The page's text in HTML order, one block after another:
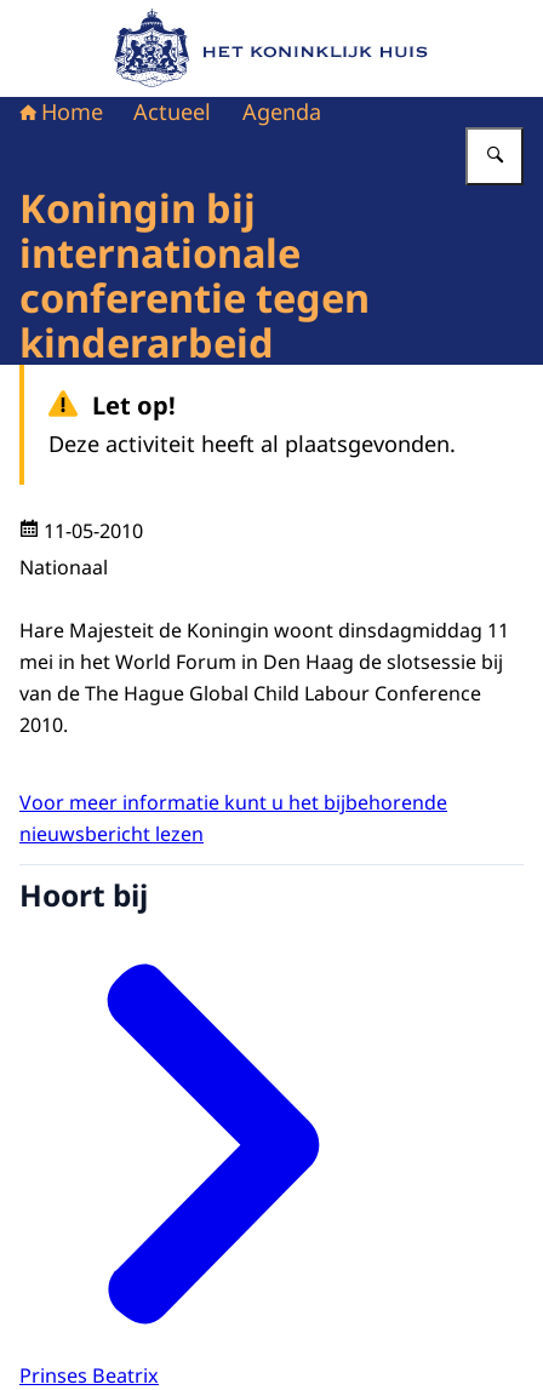
Naar de homepage van Het Koninklijk Huis
Home Actueel Agenda
Koningin bij
internationale
conferentie tegen
kinderarbeid
Let op!
Deze activiteit heeft al plaatsgevonden.
11-05-2010
Nationaal
Hare Majesteit de Koningin woont dinsdagmiddag 11
mei in het World Forum in Den Haag de slotsessie bij
van de The Hague Global Child Labour Conference
2010.
Voor meer informatie kunt u het bijbehorende
nieuwsbericht lezen
Hoort bij
Prinses Beatrix